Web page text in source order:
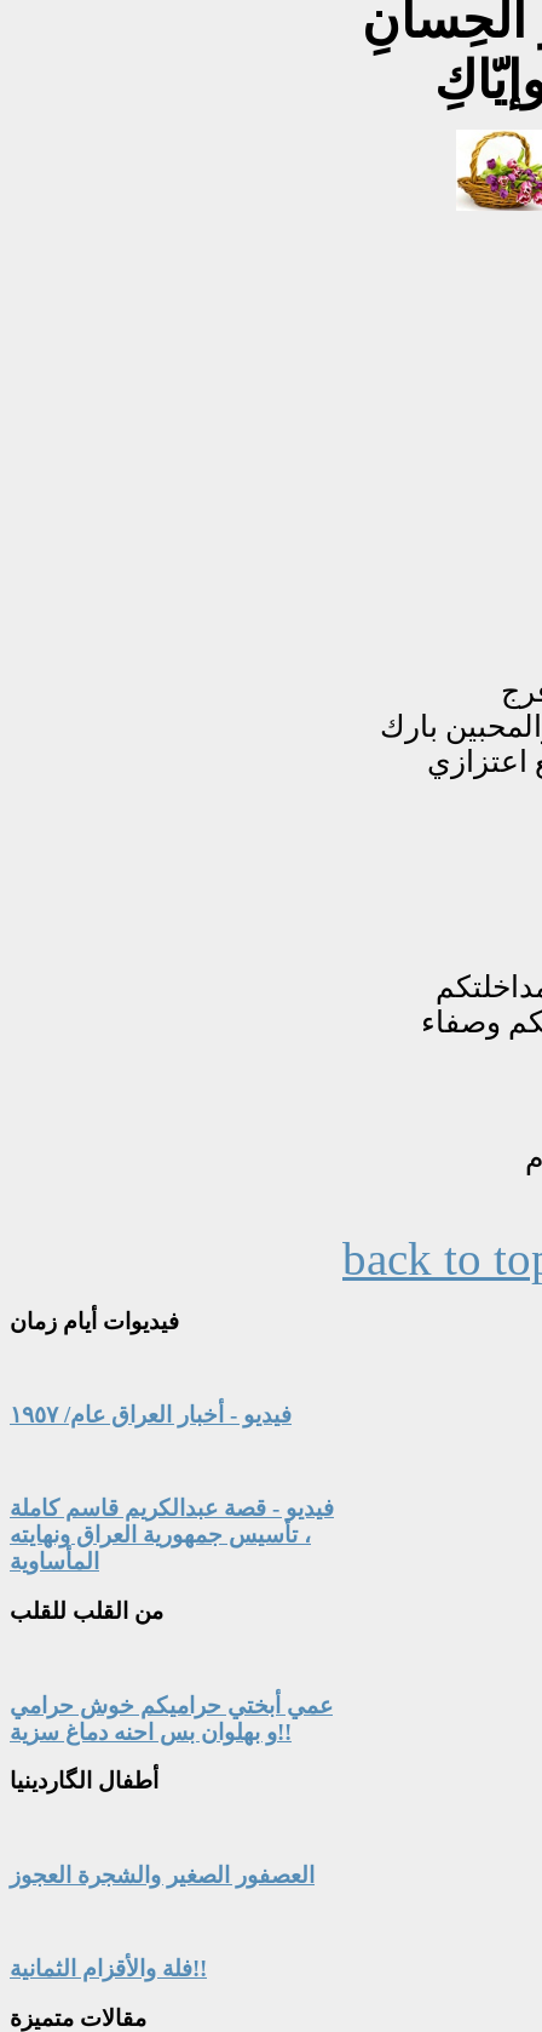
الحِسانِ
back to
فيديوات أيام زمان
فيديو - أخبار العراق عام/ ١٩٥٧
فيديو - قصة عبدالكريم قاسم كاملة
، تأسيس جمهورية العراق ونهايته
المأساوية
من القلب للقلب
عمي أبختي حراميكم خوش حرامي
و بهلوان بس احنه دماغ سزية!!
أطفال الگاردينيا
العصفور الصغير والشجرة العجوز
فلة والأقزام الثمانية!!
مقالات متميزة